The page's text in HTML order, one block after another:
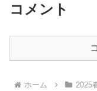
コメント
ホーム 2025